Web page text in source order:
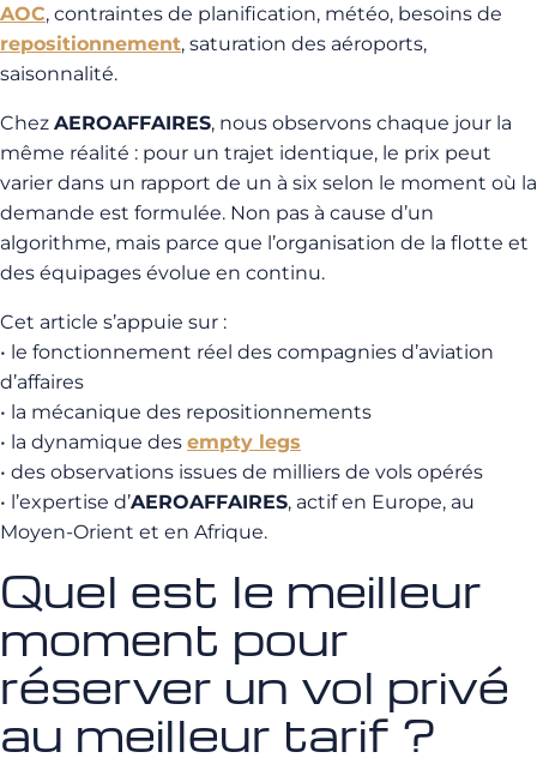
AOC, contraintes de planification, météo, besoins de
repositionnement, saturation des aéroports,
saisonnalité.
Chez AEROAFFAIRES, nous observons chaque jour la
même réalité : pour un trajet identique, le prix peut
varier dans un rapport de un à six selon le moment où la
demande est formulée. Non pas à cause d’un
algorithme, mais parce que l’organisation de la flotte et
des équipages évolue en continu.
Cet article s’appuie sur :
• le fonctionnement réel des compagnies d’aviation
d’affaires
• la mécanique des repositionnements
• la dynamique des empty legs
• des observations issues de milliers de vols opérés
• l’expertise d’AEROAFFAIRES, actif en Europe, au
Moyen-Orient et en Afrique.
Quel est le meilleur
moment pour
réserver un vol privé
au meilleur tarif ?